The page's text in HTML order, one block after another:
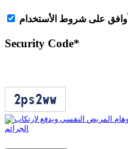
اُوافق على شروط الأستخدام
Security Code*